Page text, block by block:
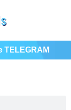
TELEGRAM